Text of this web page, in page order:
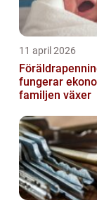
11 april 2026
Föräldrapenning
fungerar
familjen växer